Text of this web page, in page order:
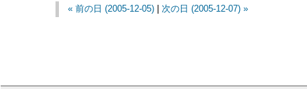
« 前の日 (2005-12-05) |次の日 (2005-12-07) »